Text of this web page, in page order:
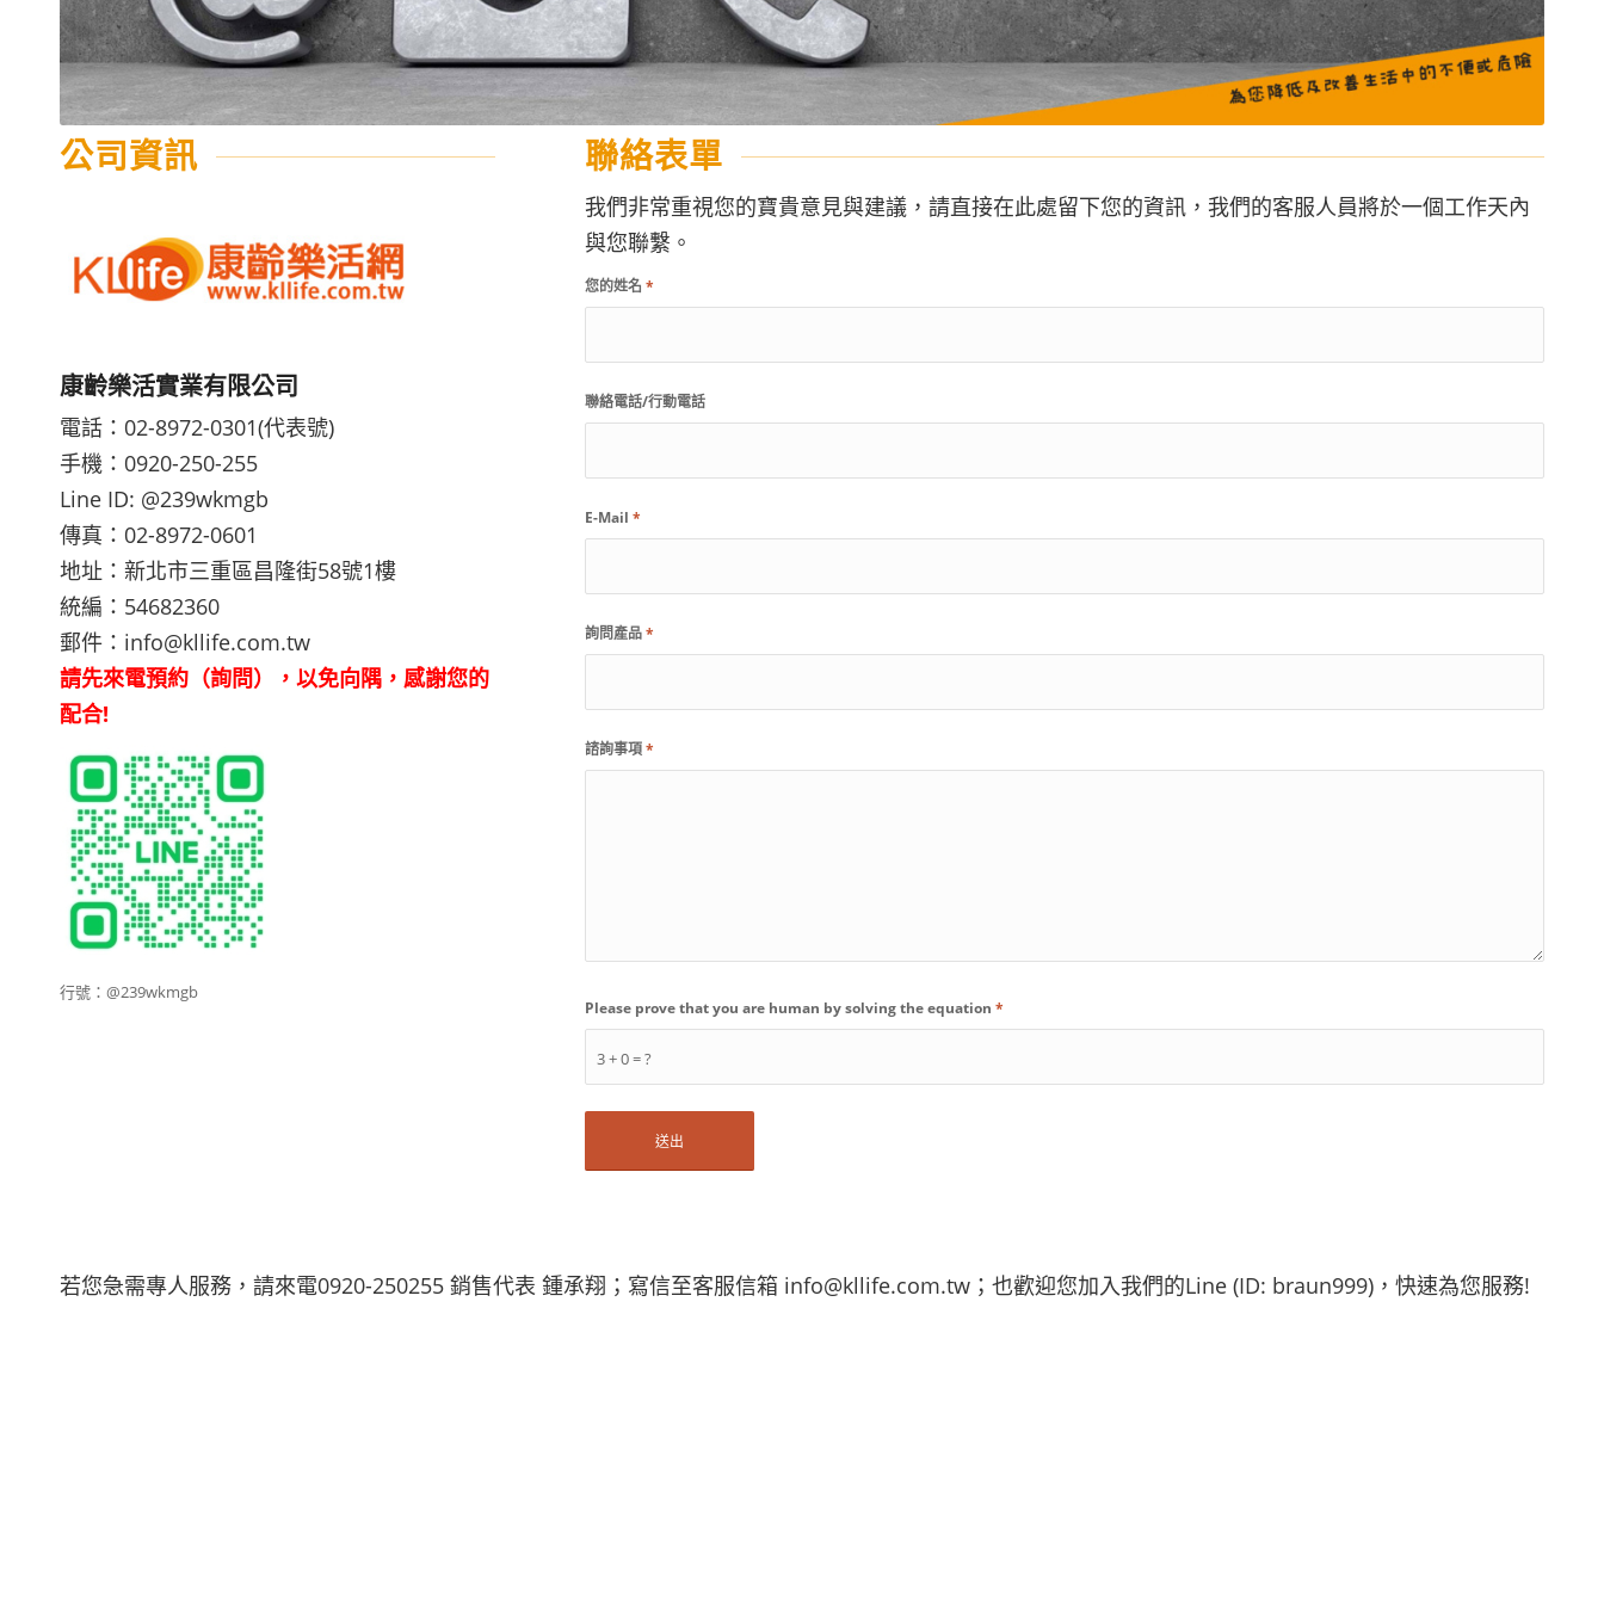
公司資訊
康齡樂活實業有限公司
電話：02-8972-0301(代表號)
手機：0920-250-255
Line ID: @239wkmgb
傳真：02-8972-0601
地址：新北市三重區昌隆街58號1樓
統編：54682360
郵件： info@kllife.com.tw
請先來電預約（詢問），以免向隅，感謝您的
配合!
行號：@239wkmgb
聯絡表單
我們非常重視您的寶貴意見與建議，請直接在此處留下您的資訊，我們的客服人員將於一個工作天內
與您聯繫。
您的姓名 *
聯絡電話/行動電話
E-Mail *
詢問產品*
諮詢事項*
3 + 0 = ?
Please prove that you are human by solving the equation *
若您急需專人服務，請來電0920-250255 銷售代表 鍾承翔；寫信至客服信箱 info@kllife.com.tw ；也歡迎您加入我們的Line (ID: braun999) ，快速為您服務!